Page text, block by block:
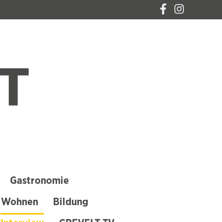
Gastronomie
Wohnen Bildung